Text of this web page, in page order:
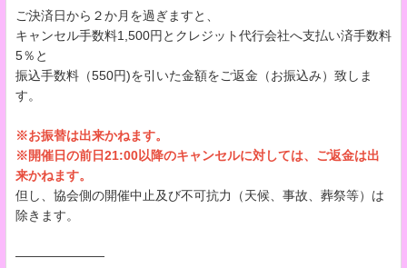
ご決済日から２か月を過ぎますと、
キャンセル手数料1,500円とクレジット代行会社へ支払い済手数料
5％と
振込手数料（550円)を引いた金額をご返金（お振込み）致しま
す。
※お振替は出来かねます。
※開催日の前日21:00以降のキャンセルに対しては、ご返金は出
来かねます。
但し、協会側の開催中止及び不可抗力（天候、事故、葬祭等）は
除きます。
―――――――